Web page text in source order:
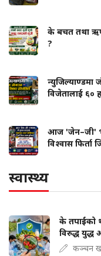
के बचत तथा ऋण
?
न्युजिल्याण्डमा
विजेतालाई ६०
आज 'जेन–जी'
विश्वास फिर्ता
स्वास्थ्य
के तपाईंको
विरुद्ध
कञ्चन